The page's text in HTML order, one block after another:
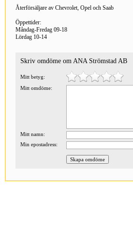
Återförsäljare av Chevrolet, Opel och Saab
Öppettider:
Måndag-Fredag 09-18
Lördag 10-14
Skriv omdöme om ANA Strömstad AB
Mitt betyg:
Mitt omdöme:
Mitt namn:
Min epostadress: